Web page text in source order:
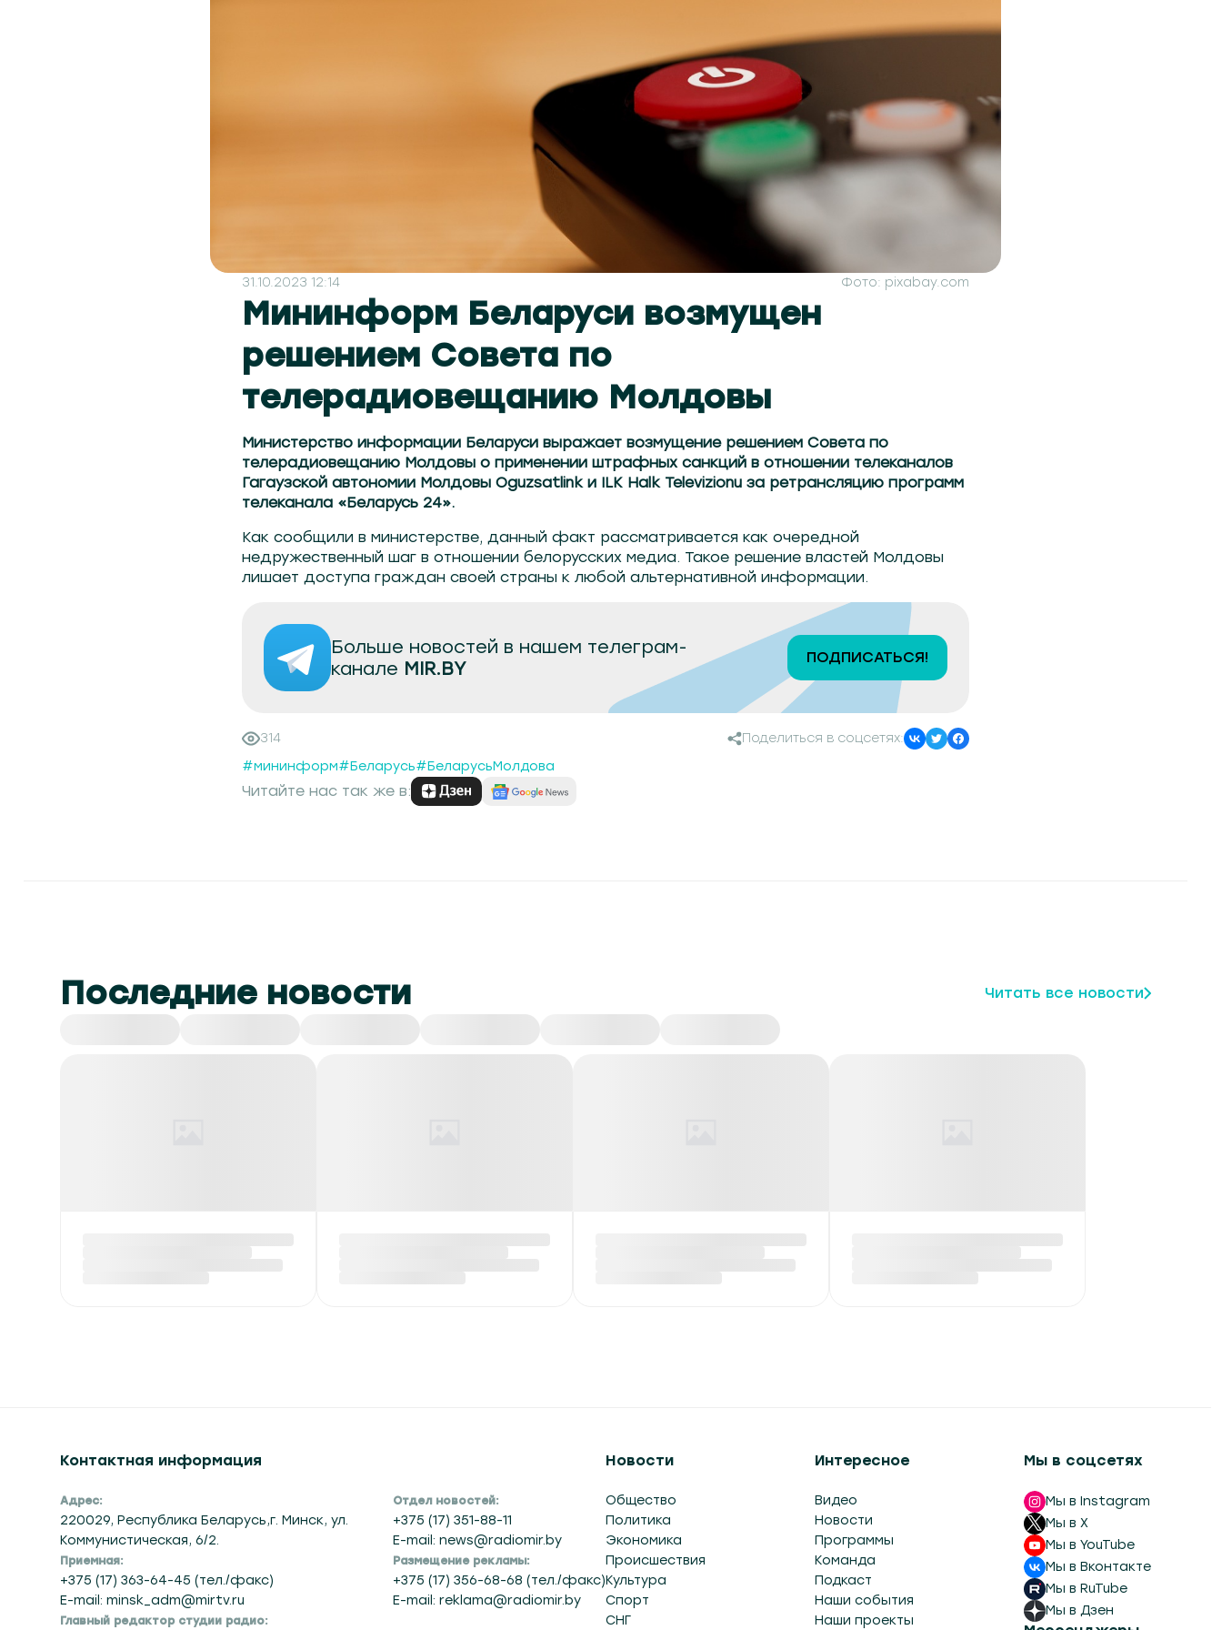
31.10.2023 12:14 Фото: pixabay.com
Мининформ Беларуси возмущен
решением Совета по
телерадиовещанию Молдовы
Министерство информации Беларуси выражает возмущение решением Совета по
телерадиовещанию Молдовы о применении штрафных санкций в отношении телеканалов
Гагаузской автономии Молдовы Oguzsatlink и ILK Halk Televizionu за ретрансляцию программ
телеканала «Беларусь 24».
Как сообщили в министерстве, данный факт рассматривается как очередной
недружественный шаг в отношении белорусских медиа. Такое решение властей Молдовы
лишает доступа граждан своей страны к любой альтернативной информации.
Больше новостей в нашем телеграм-
канале MIR.BY ПОДПИСАТЬСЯ!
314
Поделиться в соцсетях:
#мининформ#Беларусь#БеларусьМолдова
Читайте нас так же в:
Последние новости Читать все новости
Трамп заявил, что США
В Минске задержаны
В Грузии произошел
Ребенок провалился в
Контактная информация
Адрес:
220029, Республика Беларусь,г. Минск, ул.
Коммунистическая, 6/2.
Приемная:
+375 (17) 363-64-45 (тел./факс)
Отдел новостей:
+375 (17) 351-88-11
E-mail: news@radiomir.by
Размещение рекламы:
Новости
Общество
Политика
Экономика
Происшествия
Культура
Интересное
Видео
Новости
Программы
Команда
Подкаст
Мы в соцсетях
Мы в Instagram
Мы в X
Мы в YouTube
Мы в Вконтакте